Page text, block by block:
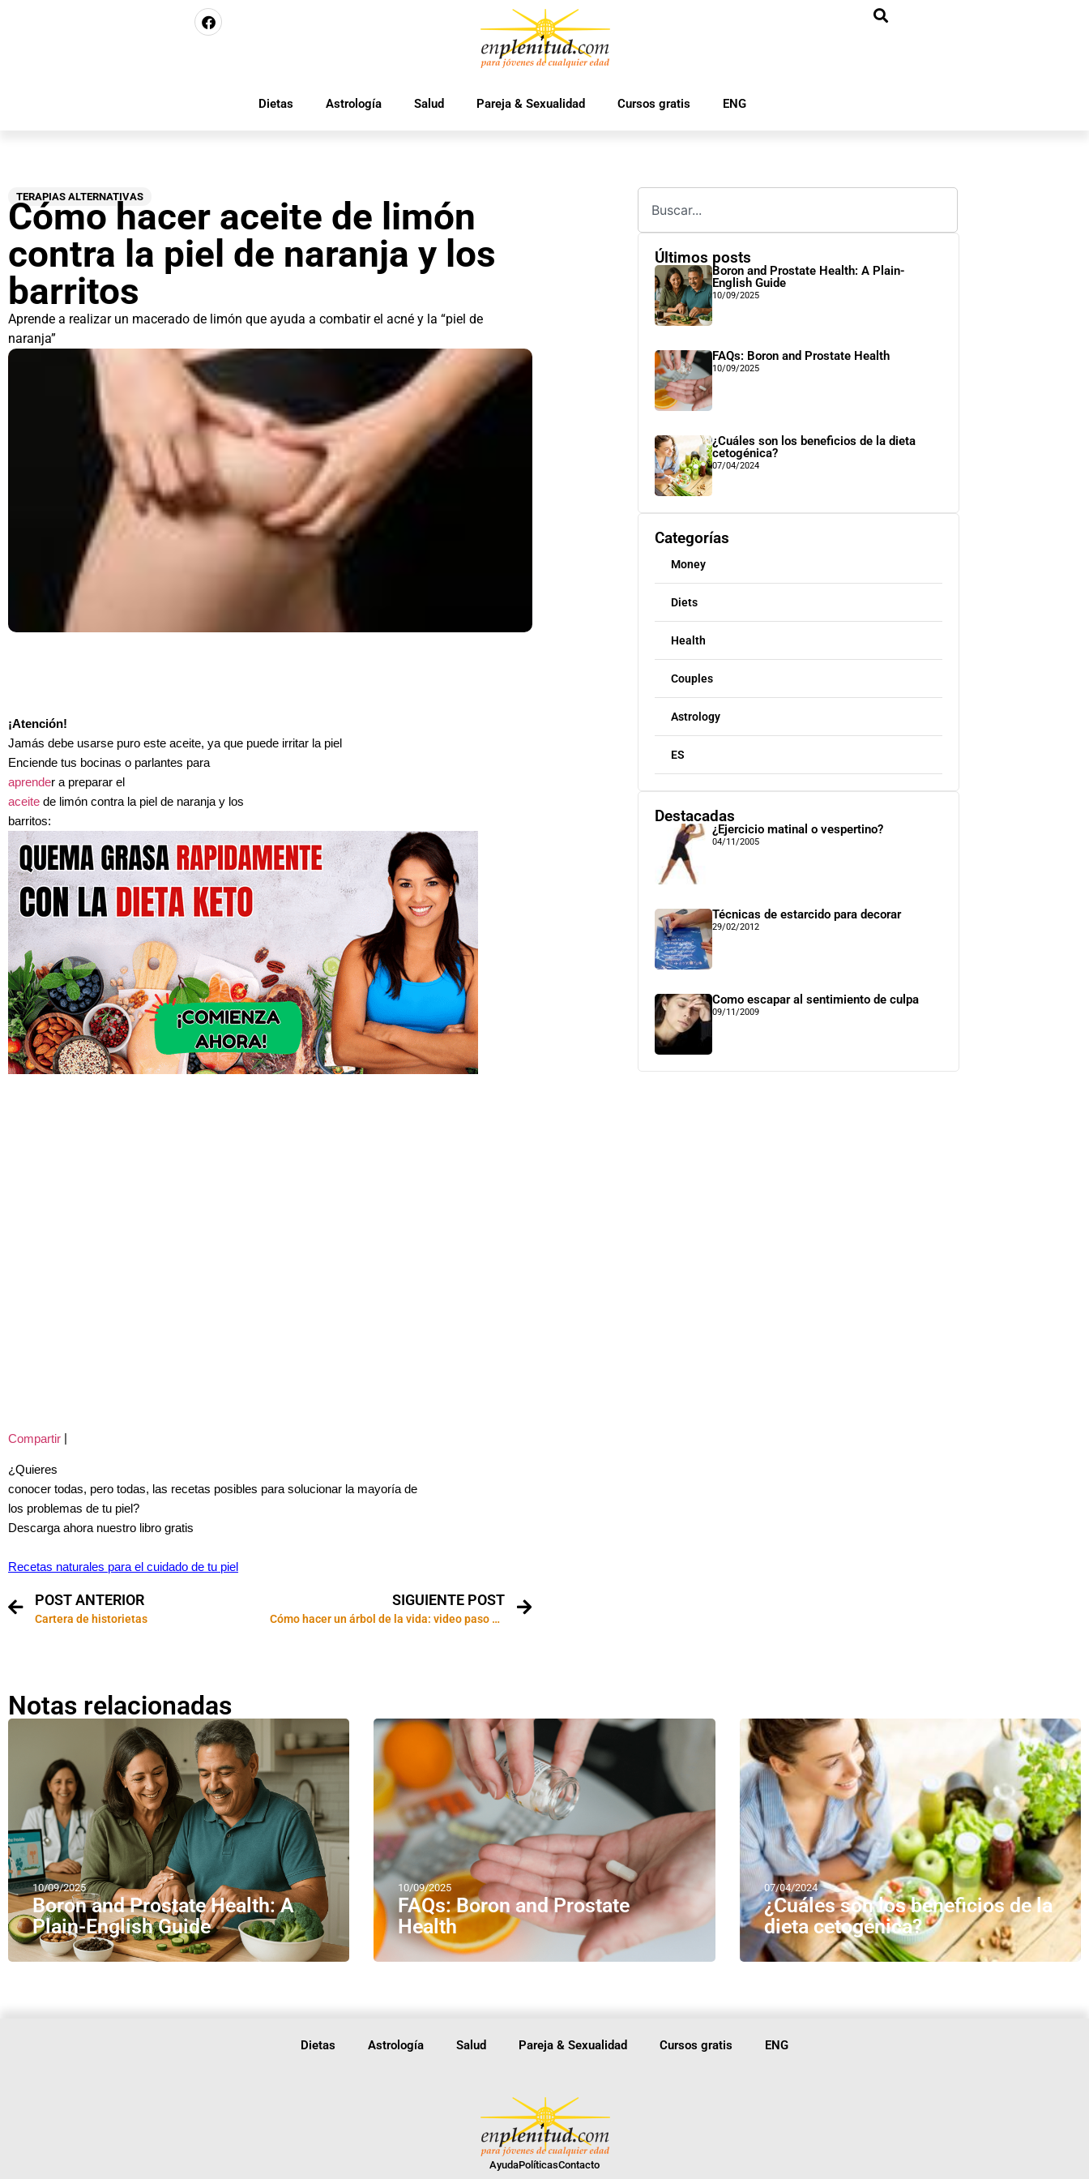
Dietas Astrología Salud Pareja & Sexualidad Cursos gratis ENG
TERAPIAS ALTERNATIVAS
Cómo hacer aceite de limón
contra la piel de naranja y los
barritos
Aprende a realizar un macerado de limón que ayuda a combatir el acné y la “piel de
naranja”
¡Atención!
Jamás debe usarse puro este aceite, ya que puede irritar la piel
Enciende tus bocinas o parlantes para
aprender a preparar el
aceite de limón contra la piel de naranja y los
barritos:
Compartir |
¿Quieres
conocer todas, pero todas, las recetas posibles para solucionar la mayoría de
los problemas de tu piel?
Descarga ahora nuestro libro gratis
Recetas naturales para el cuidado de tu piel
POST ANTERIOR
Cartera de historietas
SIGUIENTE POST
Cómo hacer un árbol de la vida: video paso a paso
Últimos posts
Boron and Prostate Health: A Plain-
English Guide
10/09/2025
FAQs: Boron and Prostate Health
10/09/2025
¿Cuáles son los beneficios de la dieta
cetogénica?
07/04/2024
Categorías
Money
Diets
Health
Couples
Astrology
ES
Destacadas
¿Ejercicio matinal o vespertino?
04/11/2005
Técnicas de estarcido para decorar
29/02/2012
Como escapar al sentimiento de culpa
09/11/2009
Notas relacionadas
10/09/2025
Boron and Prostate Health: A
Plain-English Guide
10/09/2025
FAQs: Boron and Prostate
Health
07/04/2024
¿Cuáles son los beneficios de la
dieta cetogénica?
Dietas Astrología Salud Pareja & Sexualidad Cursos gratis ENG
AyudaPolíticasContacto